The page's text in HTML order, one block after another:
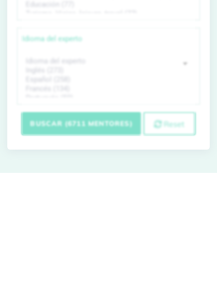
Idioma del experto
BUSCAR (6711 MENTORES) Reset